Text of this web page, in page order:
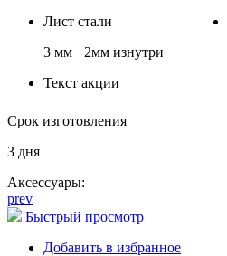
Лист стали
3 мм +2мм изнутри
Текст акции
Срок изготовления
3 дня
Аксессуары:
prev
Быстрый просмотр
Добавить в избранное